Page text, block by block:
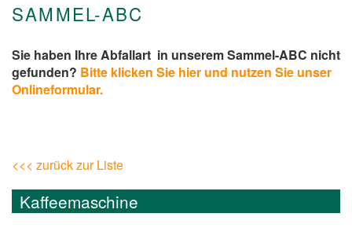
SAMMEL-ABC
Sie haben Ihre Abfallart in unserem Sammel-ABC nicht
gefunden? Bitte klicken Sie hier und nutzen Sie unser
Onlineformular.
<<< zurück zur Liste
Kaffeemaschine